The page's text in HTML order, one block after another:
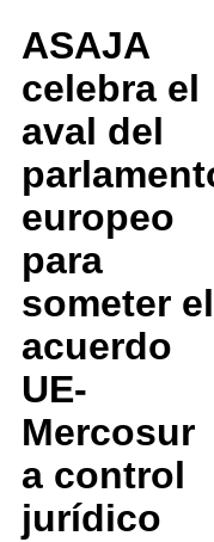
ASAJA
celebra el
aval del
europeo
para
someter el
acuerdo
UE-
Mercosur
a control
jurídico